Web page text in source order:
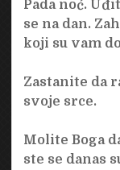
Pada noć.
se na dan.
koji su vam
Zastanite da
svoje srce.
Molite Boga
ste se danas